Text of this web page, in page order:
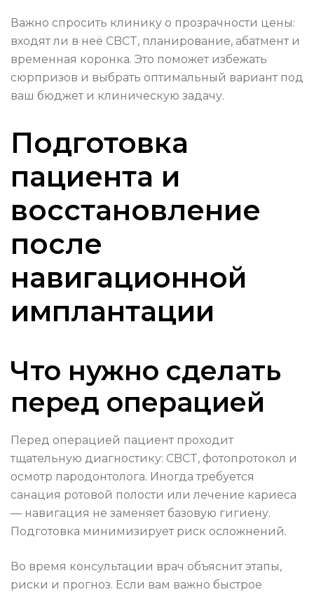
Важно спросить клинику о прозрачности цены:
входят ли в неё CBCT, планирование, абатмент и
временная коронка. Это поможет избежать
сюрпризов и выбрать оптимальный вариант под
ваш бюджет и клиническую задачу.
Подготовка
пациента и
восстановление
после
навигационной
имплантации
Что нужно сделать
перед операцией
Перед операцией пациент проходит
тщательную диагностику: CBCT, фотопротокол и
осмотр пародонтолога. Иногда требуется
санация ротовой полости или лечение кариеса
— навигация не заменяет базовую гигиену.
Подготовка минимизирует риск осложнений.
Во время консультации врач объяснит этапы,
риски и прогноз. Если вам важно быстрое